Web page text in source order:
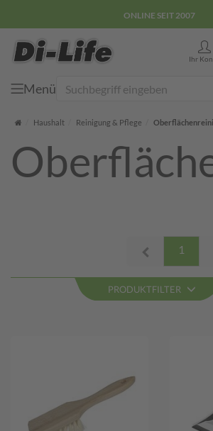
ONLINE SEIT 2007
Ihr
Menü
Startseite
Haushalt Reinigung & Pflege
1
PRODUKTFILTER